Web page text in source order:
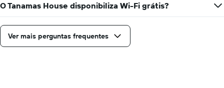
O Tanamas House disponibiliza Wi-Fi grátis?
Ver mais perguntas frequentes